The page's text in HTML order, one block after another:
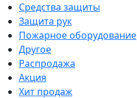
Средства защиты
Защита рук
Пожарное оборудование
Другое
Распродажа
Акция
Хит продаж